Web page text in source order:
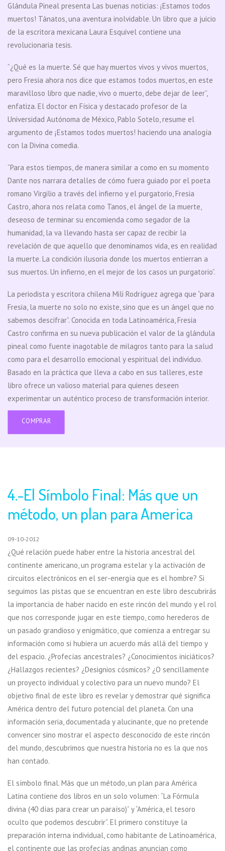
Glándula Pineal presenta Las buenas noticias: ¡Estamos todos
muertos! Tánatos, una aventura inolvidable. Un libro que a juicio
de la escritora mexicana Laura Esquivel contiene una
revolucionaria tesis.
“¿Qué es la muerte. Sé que hay muertos vivos y vivos muertos,
pero Fresia ahora nos dice que estamos todos muertos, en este
maravilloso libro que nadie, vivo o muerto, debe dejar de leer”,
enfatiza. El doctor en Física y destacado profesor de la
Universidad Autónoma de México, Pablo Sotelo, resume el
argumento de ¡Estamos todos muertos! haciendo una analogía
con la Divina comedia.
“Para estos tiempos, de manera similar a como en su momento
Dante nos narrara detalles de cómo fuera guiado por el poeta
romano Virgilio a través del infierno y el purgatorio, Fresia
Castro, ahora nos relata como Tanos, el ángel de la muerte,
deseoso de terminar su encomienda como segador de la
humanidad, la va llevando hasta ser capaz de recibir la
revelación de que aquello que denominamos vida, es en realidad
la muerte. La condición ilusoria donde los muertos entierran a
sus muertos. Un infierno, en el mejor de los casos un purgatorio”.
La periodista y escritora chilena Mili Rodríguez agrega que “para
Fresia, la muerte no solo no existe, sino que es un ángel que no
sabemos descifrar”. Conocida en toda Latinoamérica, Fresia
Castro confirma en su nueva publicación el valor de la glándula
pineal como fuente inagotable de milagros tanto para la salud
como para el desarrollo emocional y espiritual del individuo.
Basado en la práctica que lleva a cabo en sus talleres, este
libro ofrece un valioso material para quienes deseen
experimentar un auténtico proceso de transformación interior.
COMPRAR
4.-El Símbolo Final: Más que un
método, un plan para America
09-10-2012
¿Qué relación puede haber entre la historia ancestral del
continente americano, un programa estelar y la activación de
circuitos electrónicos en el ser-energía que es el hombre? Si
seguimos las pistas que se encuentran en este libro descubrirás
la importancia de haber nacido en este rincón del mundo y el rol
que nos corresponde jugar en este tiempo, como herederos de
un pasado grandioso y enigmático, que comienza a entregar su
información como si hubiera un acuerdo más allá del tiempo y
del espacio. ¿Profecías ancestrales? ¿Conocimientos iniciáticos?
¿Hallazgos recientes? ¿Designios cósmicos? ¿O sencillamente
un proyecto individual y colectivo para un nuevo mundo? El
objetivo final de este libro es revelar y demostrar qué significa
América dentro del futuro potencial del planeta. Con una
información seria, documentada y alucinante, que no pretende
convencer sino mostrar el aspecto desconocido de este rincón
del mundo, descubrimos que nuestra historia no es la que nos
han contado.
El símbolo final. Más que un método, un plan para América
Latina contiene dos libros en un solo volumen: “La Fórmula
divina (40 días para crear un paraíso)” y “América, el tesoro
oculto que podemos descubrir”. El primero constituye la
preparación interna individual, como habitante de Latinoamérica,
el continente que las profecías andinas anuncian como